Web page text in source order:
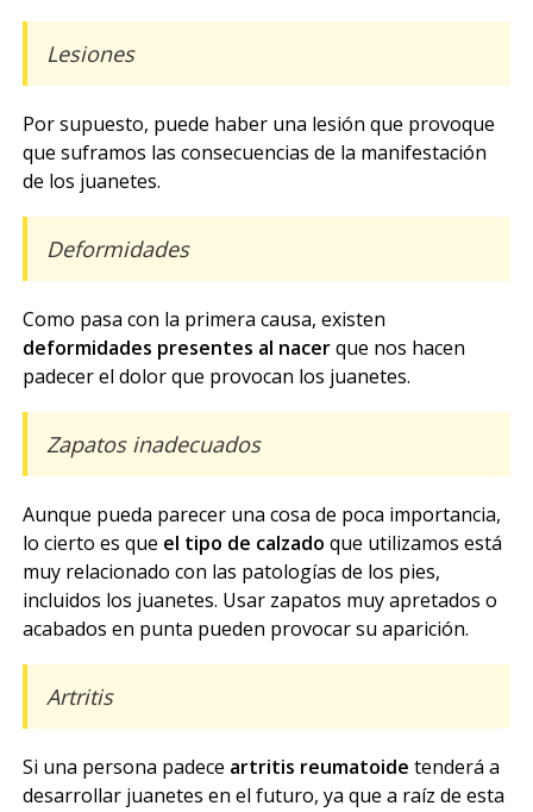
Lesiones
Por supuesto, puede haber una lesión que provoque
que suframos las consecuencias de la manifestación
de los juanetes.
Deformidades
Como pasa con la primera causa, existen
deformidades presentes al nacerque nos hacen
padecer el dolor que provocan los juanetes.
Zapatos inadecuados
Aunque pueda parecer una cosa de poca importancia,
lo cierto es que el tipo de calzado que utilizamos está
muy relacionado con las patologías de los pies,
incluidos los juanetes. Usar zapatos muy apretados o
acabados en punta pueden provocar su aparición.
Artritis
Si una persona padece artritis reumatoide tenderá a
desarrollar juanetes en el futuro, ya que a raíz de esta